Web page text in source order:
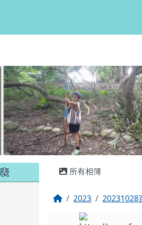
主內容區域
所有相簿
回首頁
2023 20231028